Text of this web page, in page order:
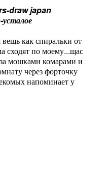
draw japan
усталое
вещь как спиральки от
сходят по моему...щас
мошками комарами и
через форточку
напоминает у